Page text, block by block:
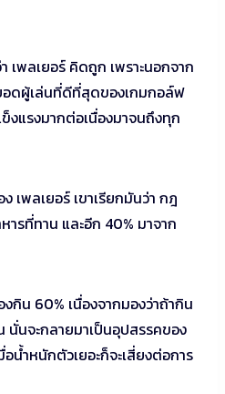
เพลเยอร์ คิดถูก เพราะนอกจาก
อดผู้เล่นที่ดีที่สุดของเกมกอล์ฟ
งแรงมากต่อเนื่องมาจนถึงทุก
เพลเยอร์ เขาเรียกมันว่า กฎ
รที่ทาน และอีก 40% มาจาก
กิน 60% เนื่องจากมองว่าถ้ากิน
นั่นจะกลายมาเป็นอุปสรรคของ
น้ำหนักตัวเยอะก็จะเสี่ยงต่อการ